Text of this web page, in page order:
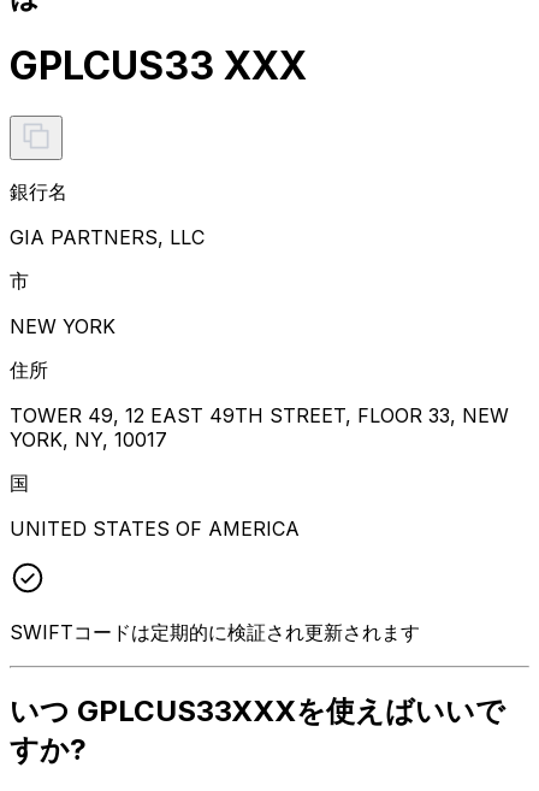
GPLCUS33 XXX
銀行名
GIA PARTNERS, LLC
市
NEW YORK
住所
TOWER 49, 12 EAST 49TH STREET, FLOOR 33, NEW
YORK, NY, 10017
国
UNITED STATES OF AMERICA
SWIFTコードは定期的に検証され更新されます
いつ GPLCUS33XXXを使えばいいで
すか?